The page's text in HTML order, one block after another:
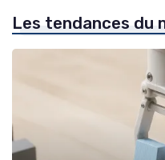
Les tendances du